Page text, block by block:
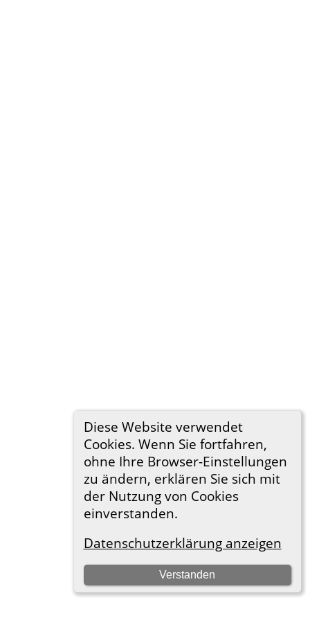
Diese Website verwendet
Cookies. Wenn Sie fortfahren,
ohne Ihre Browser-Einstellungen
zu ändern, erklären Sie sich mit
der Nutzung von Cookies
einverstanden.
Datenschutzerklärung anzeigen
Verstanden